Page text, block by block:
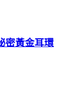
密黃金耳環